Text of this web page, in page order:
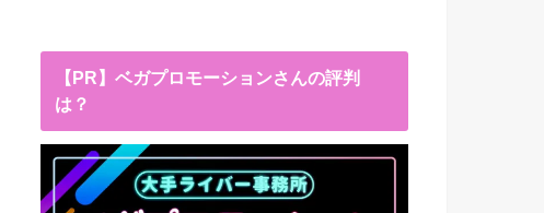
【PR】ベガプロモーションさんの評判
は？